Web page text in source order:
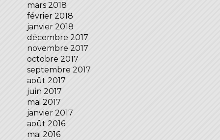
mars 2018
février 2018
janvier 2018
décembre 2017
novembre 2017
octobre 2017
septembre 2017
août 2017
juin 2017
mai 2017
janvier 2017
août 2016
mai 2016